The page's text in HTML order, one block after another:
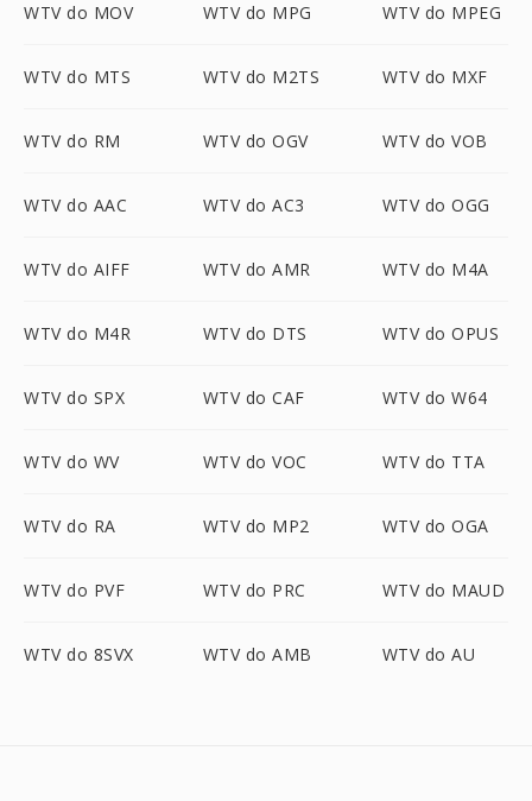
WTV do MOV WTV do MPG WTV do MPEG
WTV do MTS WTV do M2TS WTV do MXF
WTV do RM WTV do OGV WTV do VOB
WTV do AAC WTV do AC3 WTV do OGG
WTV do AIFF WTV do AMR WTV do M4A
WTV do M4R WTV do DTS WTV do OPUS
WTV do SPX WTV do CAF WTV do W64
WTV do WV WTV do VOC WTV do TTA
WTV do RA WTV do MP2 WTV do OGA
WTV do PVF WTV do PRC WTV do MAUD
WTV do 8SVX WTV do AMB WTV do AU